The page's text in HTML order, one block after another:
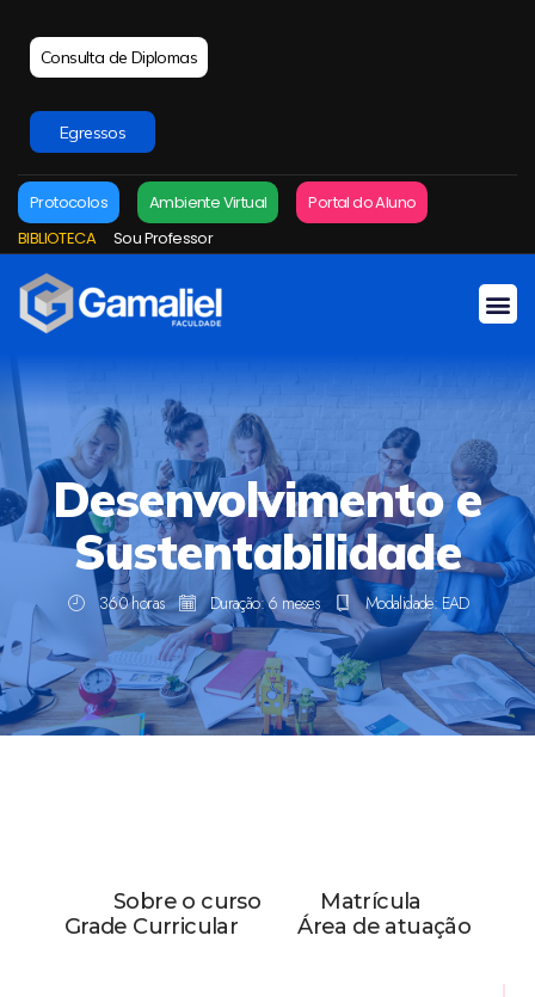
Consulta de Diplomas
Egressos
Protocolos Ambiente Virtual
Portal do Aluno
BIBLIOTECA
Sou Professor
Desenvolvimento e
Sustentabilidade
360 horas Duração: 6 meses Modalidade: EAD
Sobre o curso
Matrícula
Grade Curricular
Área de atuação